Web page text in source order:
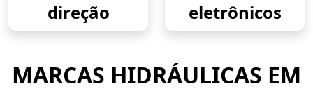
direção
eletrônicos
MARCAS HIDRÁULICAS EM